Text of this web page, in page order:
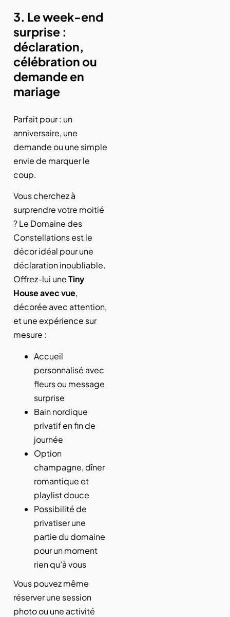
3. Le week-end
surprise :
déclaration,
célébration ou
demande en
mariage
Parfait pour : un
anniversaire, une
demande ou une simple
envie de marquer le
coup.
Vous cherchez à
surprendre votre moitié
? Le Domaine des
Constellations est le
décor idéal pour une
déclaration inoubliable.
Offrez-lui uneTiny
House avec vue,
décorée avec attention,
et une expérience sur
mesure :
Accueil
personnalisé avec
fleurs ou message
surprise
Bain nordique
privatif en fin de
journée
Option
champagne, dîner
romantique et
playlist douce
Possibilité de
privatiser une
partie du domaine
pour un moment
rien qu’à vous
Vous pouvez même
réserver une session
photo ou une activité